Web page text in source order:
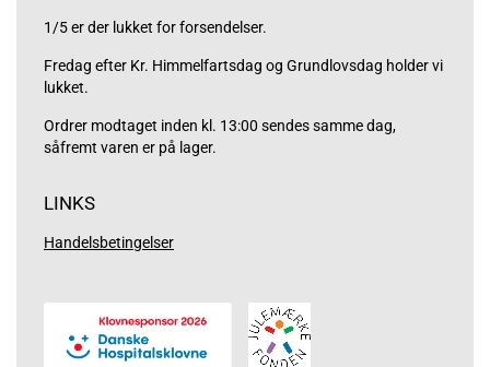
1/5 er der lukket for forsendelser.
Fredag efter Kr. Himmelfartsdag og Grundlovsdag holder vi
lukket.
Ordrer modtaget inden kl. 13:00 sendes samme dag,
såfremt varen er på lager.
LINKS
Handelsbetingelser